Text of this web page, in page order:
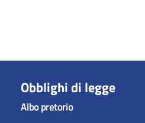
Obblighi di legge
Albo pretorio